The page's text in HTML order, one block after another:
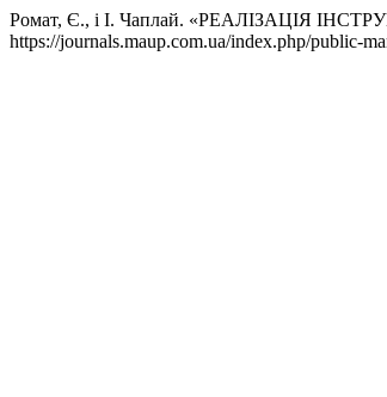
Ромат, Є., і І. Чаплай. «РЕАЛІЗАЦІЯ
https://journals.maup.com.ua/index.php/public-